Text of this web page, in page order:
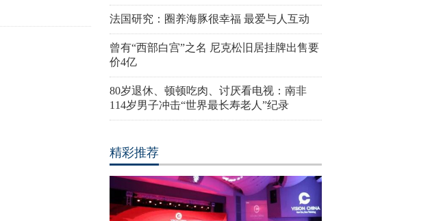
法国研究：圈养海豚很幸福 最爱与人互动
曾有“西部白宫”之名 尼克松旧居挂牌出售要
价4亿
80岁退休、顿顿吃肉、讨厌看电视：南非
114岁男子冲击“世界最长寿老人”纪录
精彩推荐